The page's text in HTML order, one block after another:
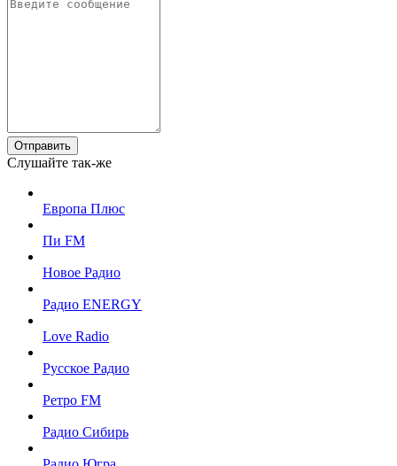
Отправить
Слушайте так-же
Европа Плюс
Пи FM
Новое Радио
Радио ENERGY
Love Radio
Русское Радио
Ретро FM
Радио Сибирь